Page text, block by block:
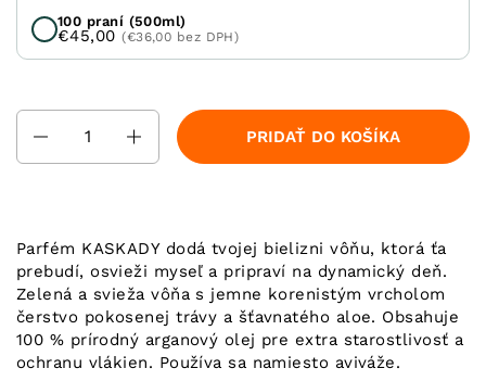
100 praní (500ml)
€45,00(€36,00 bez DPH)
PRIDAŤ DO KOŠÍKA
Parfém KASKADY dodá tvojej bielizni vôňu, ktorá ťa
prebudí, osvieži myseľ a pripraví na dynamický deň.
Zelená a svieža vôňa s jemne korenistým vrcholom
čerstvo pokosenej trávy a šťavnatého aloe. Obsahuje
100 % prírodný arganový olej pre extra starostlivosť a
ochranu vlákien. Používa sa namiesto aviváže.